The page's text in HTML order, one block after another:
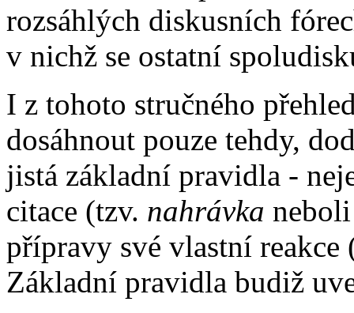
rozsáhlých diskusních
v nichž se ostatní
I z tohoto stručného
dosáhnout pouze tehdy,
jistá základní pravidla -
citace (tzv. nahrávka
přípravy své vlastní
Základní pravidla budiž